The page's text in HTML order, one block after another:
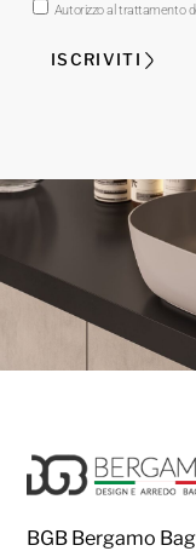
Autorizzo al trattamento
ISCRIVITI
BGB Bergamo